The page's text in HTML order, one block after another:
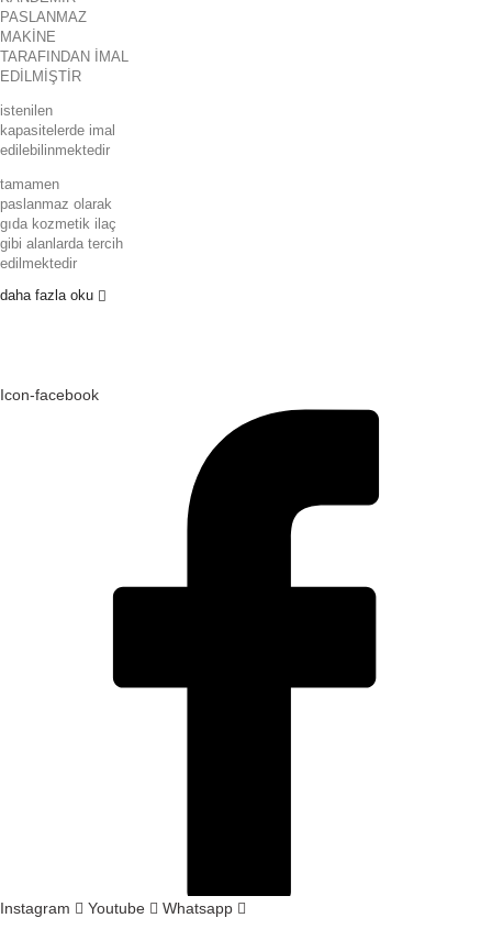
PASLANMAZ
MAKİNE
TARAFINDAN İMAL
EDİLMİŞTİR
istenilen
kapasitelerde imal
edilebilinmektedir
tamamen
paslanmaz olarak
gıda kozmetik ilaç
gibi alanlarda tercih
edilmektedir
daha fazla oku
Icon-facebook
Instagram Youtube Whatsapp